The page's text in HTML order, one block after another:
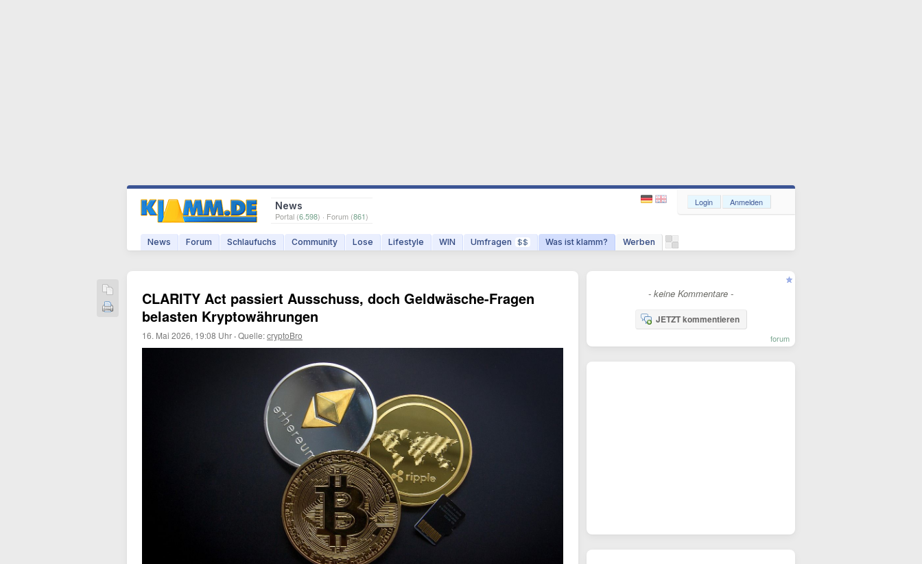
News
Portal (6.598) · Forum (861)
News Forum Schlaufuchs Community Lose Lifestyle WIN Umfragen $$ Was ist klamm? Werben
Login Anmelden
CLARITY Act passiert Ausschuss, doch Geldwäsche-Fragen
belasten Kryptowährungen
16. Mai 2026, 19:08 Uhr ·Quelle:cryptoBro
- keine Kommentare -
JETZT kommentieren
forum